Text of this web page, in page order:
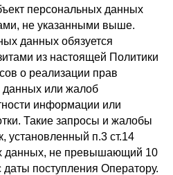
персональных данных
не указанными выше.
данных обязуется
из настоящей Политики
о реализации прав
данных или жалоб
информации или
Такие запросы и жалобы
установленный п.3 ст.14
данных, не превышающий 10
поступления Оператору.